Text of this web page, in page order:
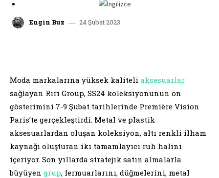
Engin Buz 24 Şubat 2023
Moda markalarına yüksek kaliteli aksesuarlar
sağlayan Riri Group, SS24 koleksiyonunun ön
gösterimini 7-9 Şubat tarihlerinde Première Vision
Paris’te gerçekleştirdi. Metal ve plastik
aksesuarlardan oluşan koleksiyon, altı renkli ilham
kaynağı oluşturan iki tamamlayıcı ruh halini
içeriyor. Son yıllarda stratejik satın almalarla
büyüyen grup, fermuarlarını, düğmelerini, metal